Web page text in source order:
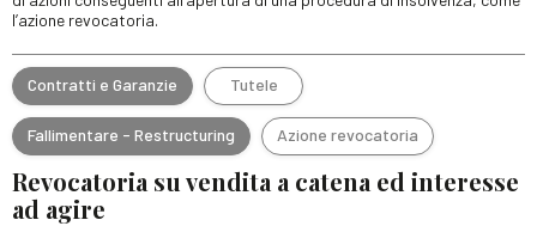
l’azione revocatoria.
Contratti e Garanzie Tutele
Fallimentare - Restructuring Azione revocatoria
Revocatoria su vendita a catena ed interesse
ad agire